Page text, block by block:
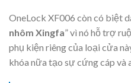
OneLock XF006 còn có biệt
nhôm Xingfa” vì nó hỗ trợ
phụ kiện riêng của loại cửa
khóa nữa tạo sự cứng cáp và